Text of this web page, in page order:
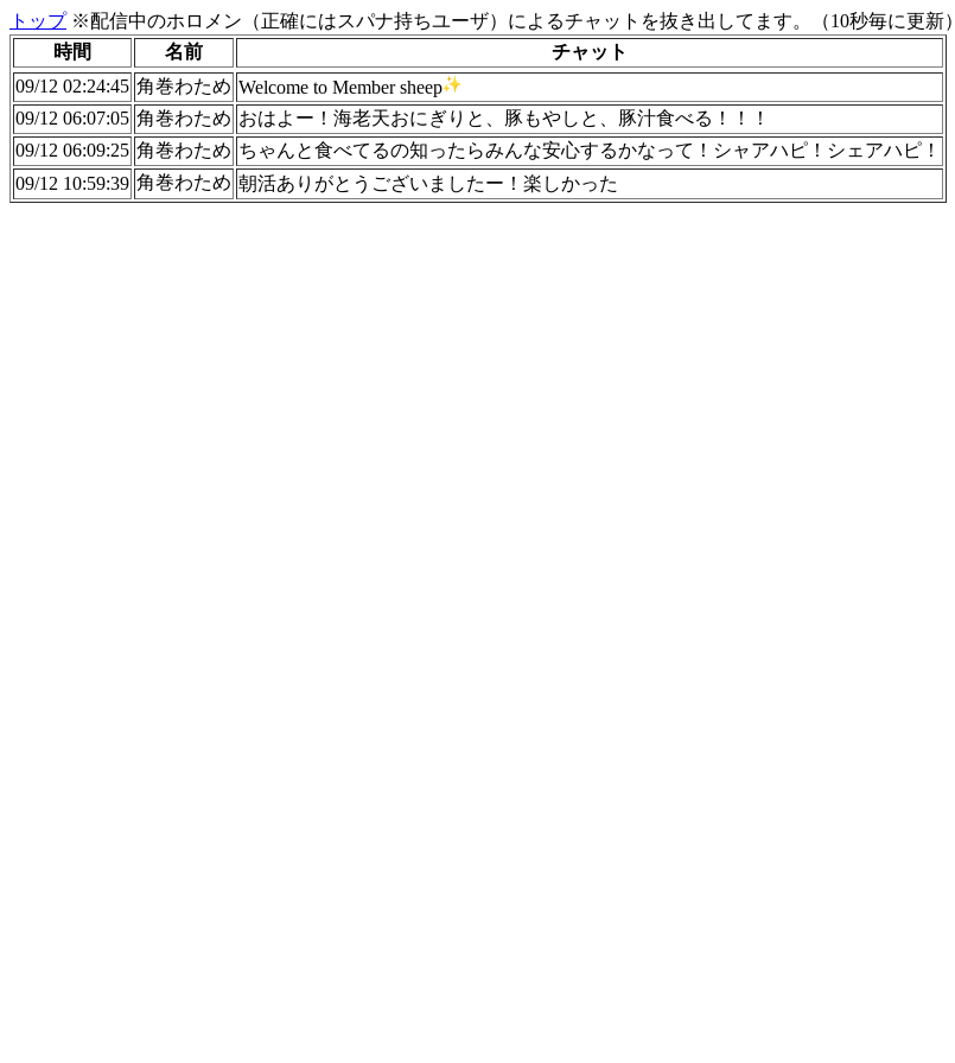
トップ※配信中のホロメン（正確にはスパナ持ちユーザ）によるチャットを抜き出してます。（10秒毎に更新）
時間
名前
チャット
09/12 02:24:45 角巻わため Welcome to Member sheep
09/12 06:07:05 角巻わため おはよー！海老天おにぎりと、豚もやしと、豚汁食べる！！！
09/12 06:09:25 角巻わため ちゃんと食べてるの知ったらみんな安心するかなって！シャアハピ！シェアハピ！
09/12 10:59:39 角巻わため 朝活ありがとうございましたー！楽しかった